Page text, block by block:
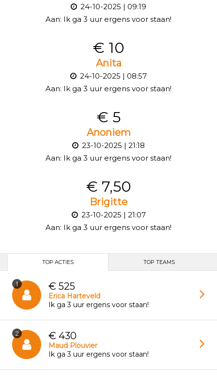
24-10-2025 | 09:19
Aan: Ik ga 3 uur ergens voor staan!
€ 10
Anita
24-10-2025 | 08:57
Aan: Ik ga 3 uur ergens voor staan!
€ 5
Anoniem
23-10-2025 | 21:18
Aan: Ik ga 3 uur ergens voor staan!
€ 7,50
Brigitte
23-10-2025 | 21:07
Aan: Ik ga 3 uur ergens voor staan!
TOP ACTIES TOP TEAMS
1 € 525
Erica Harteveld
Ik ga 3 uur ergens voor staan!
2 € 430
Maud Plouvier
Ik ga 3 uur ergens voor staan!